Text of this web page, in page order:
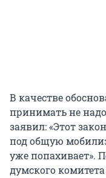
В качестве
принимать не
заявил: «Этот
под общую
уже попахивает».
думского